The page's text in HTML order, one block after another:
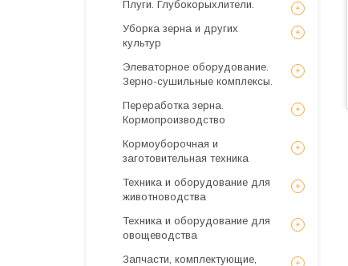
Плуги. Глубокорыхлители.
Уборка зерна и других
культур
Элеваторное оборудование.
Зерно-сушильные комплексы.
Переработка зерна.
Кормопроизводство
Кормоуборочная и
заготовительная техника
Техника и оборудование для
животноводства
Техника и оборудование для
овощеводства
Запчасти, комплектующие,